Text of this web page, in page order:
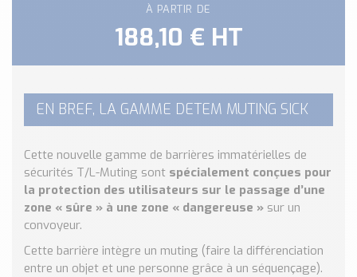
Conseils et Actualités
Catalogue des essentiels pour les brasseries et micro-
brasseries
Contact & Devis
Devis, Tarifs, Renseignements techniques
À PARTIR DE
188,10 € HT
EN BREF, LA GAMME DETEM MUTING SICK
Cette nouvelle gamme de barrières immatérielles de
sécurités T/L-Muting sont spécialement conçues pour
la protection des utilisateurs sur le passage d’une
zone « sûre » à une zone « dangereuse » sur un
convoyeur.
Cette barrière intègre un muting (faire la différenciation
entre un objet et une personne grâce à un séquençage).